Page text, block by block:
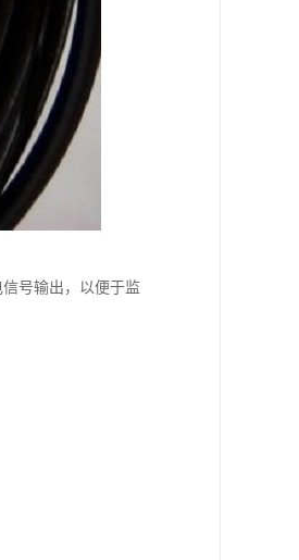
号输出，以便于监